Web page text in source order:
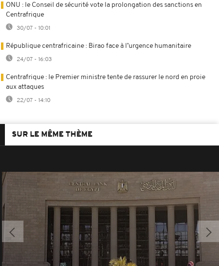
ONU : le Conseil de sécurité vote la prolongation des sanctions en
Centrafrique
30/07 - 10:01
République centrafricaine : Birao face à l’urgence humanitaire
24/07 - 16:03
Centrafrique : le Premier ministre tente de rassurer le nord en proie
aux attaques
22/07 - 14:10
SUR LE MÊME THÈME